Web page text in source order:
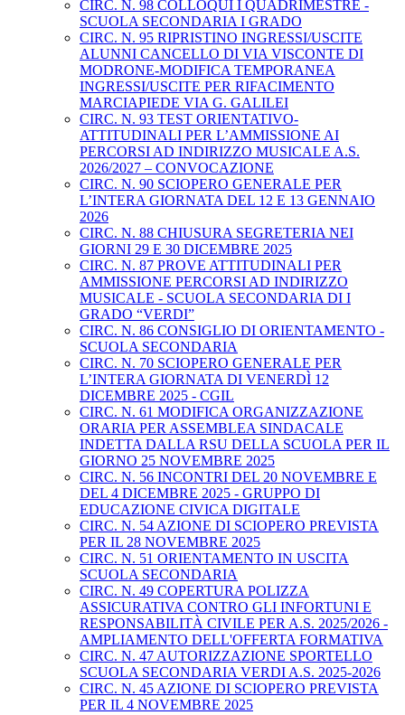
CIRC. N. 98 COLLOQUI I QUADRIMESTRE -
SCUOLA SECONDARIA I GRADO
CIRC. N. 95 RIPRISTINO INGRESSI/USCITE
ALUNNI CANCELLO DI VIA VISCONTE DI
MODRONE-MODIFICA TEMPORANEA
INGRESSI/USCITE PER RIFACIMENTO
MARCIAPIEDE VIA G. GALILEI
CIRC. N. 93 TEST ORIENTATIVO-
ATTITUDINALI PER L’AMMISSIONE AI
PERCORSI AD INDIRIZZO MUSICALE A.S.
2026/2027 – CONVOCAZIONE
CIRC. N. 90 SCIOPERO GENERALE PER
L’INTERA GIORNATA DEL 12 E 13 GENNAIO
2026
CIRC. N. 88 CHIUSURA SEGRETERIA NEI
GIORNI 29 E 30 DICEMBRE 2025
CIRC. N. 87 PROVE ATTITUDINALI PER
AMMISSIONE PERCORSI AD INDIRIZZO
MUSICALE - SCUOLA SECONDARIA DI I
GRADO “VERDI”
CIRC. N. 86 CONSIGLIO DI ORIENTAMENTO -
SCUOLA SECONDARIA
CIRC. N. 70 SCIOPERO GENERALE PER
L’INTERA GIORNATA DI VENERDÌ 12
DICEMBRE 2025 - CGIL
CIRC. N. 61 MODIFICA ORGANIZZAZIONE
ORARIA PER ASSEMBLEA SINDACALE
INDETTA DALLA RSU DELLA SCUOLA PER IL
GIORNO 25 NOVEMBRE 2025
CIRC. N. 56 INCONTRI DEL 20 NOVEMBRE E
DEL 4 DICEMBRE 2025 - GRUPPO DI
EDUCAZIONE CIVICA DIGITALE
CIRC. N. 54 AZIONE DI SCIOPERO PREVISTA
PER IL 28 NOVEMBRE 2025
CIRC. N. 51 ORIENTAMENTO IN USCITA
SCUOLA SECONDARIA
CIRC. N. 49 COPERTURA POLIZZA
ASSICURATIVA CONTRO GLI INFORTUNI E
RESPONSABILITÀ CIVILE PER A.S. 2025/2026 -
AMPLIAMENTO DELL'OFFERTA FORMATIVA
CIRC. N. 47 AUTORIZZAZIONE SPORTELLO
SCUOLA SECONDARIA VERDI A.S. 2025-2026
CIRC. N. 45 AZIONE DI SCIOPERO PREVISTA
PER IL 4 NOVEMBRE 2025